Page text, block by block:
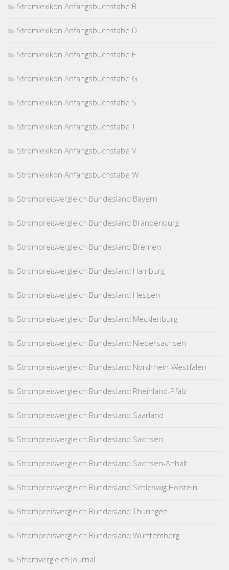
Stromlexikon Anfangsbuchstabe B
Stromlexikon Anfangsbuchstabe D
Stromlexikon Anfangsbuchstabe E
Stromlexikon Anfangsbuchstabe G
Stromlexikon Anfangsbuchstabe S
Stromlexikon Anfangsbuchstabe T
Stromlexikon Anfangsbuchstabe V
Stromlexikon Anfangsbuchstabe W
Strompreisvergleich Bundesland Bayern
Strompreisvergleich Bundesland Brandenburg
Strompreisvergleich Bundesland Bremen
Strompreisvergleich Bundesland Hamburg
Strompreisvergleich Bundesland Hessen
Strompreisvergleich Bundesland Mecklenburg
Strompreisvergleich Bundesland Niedersachsen
Strompreisvergleich Bundesland Nordrhein-Westfalen
Strompreisvergleich Bundesland Rheinland-Pfalz
Strompreisvergleich Bundesland Saarland
Strompreisvergleich Bundesland Sachsen
Strompreisvergleich Bundesland Sachsen-Anhalt
Strompreisvergleich Bundesland Schleswig Holstein
Strompreisvergleich Bundesland Thüringen
Strompreisvergleich Bundesland Württemberg
Stromvergleich Journal